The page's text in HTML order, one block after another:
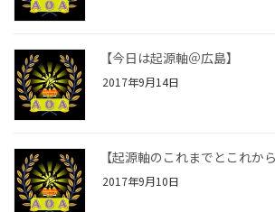
【今日は起源軸＠広島】
2017年9月14日
【起源軸のこれまでとこれから
2017年9月10日